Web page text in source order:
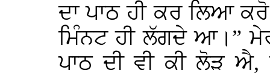
ਦਾ ਪਾਠ ਹੀ ਕਰ ਲਿਆ
ਮਿੰਨਟ ਹੀ ਲੱਗਦੇ ਆ।”
ਪਾਠ ਦੀ ਵੀ ਕੀ ਲੋੜ